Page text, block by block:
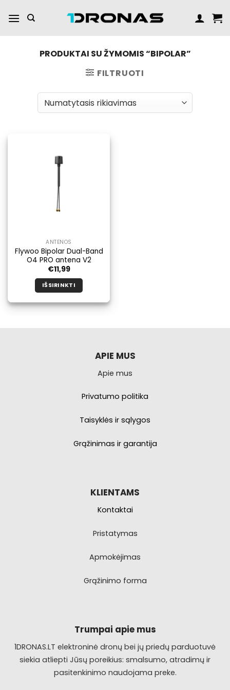
turinį
PRODUKTAI SU ŽYMOMIS “BIPOLAR”
FILTRUOTI
ANTENOS
Flywoo Bipolar Dual-Band
O4 PRO antena V2
€11,99
IŠSIRINKTI
produktas
puslapyje.
APIE MUS
Apie mus
Privatumo politika
Taisyklės ir sąlygos
Grąžinimas ir garantija
KLIENTAMS
Kontaktai
Pristatymas
Apmokėjimas
Grąžinimo forma
Trumpai apie mus
1DRONAS.LT elektroninė dronų bei jų priedų parduotuvė
siekia atliepti Jūsų poreikius: smalsumo, atradimų ir
pasitenkinimo naudojama preke.